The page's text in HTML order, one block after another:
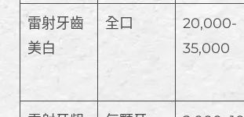
雷射牙齒
美白
全口
20,000-
35,000